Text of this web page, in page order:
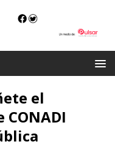
el